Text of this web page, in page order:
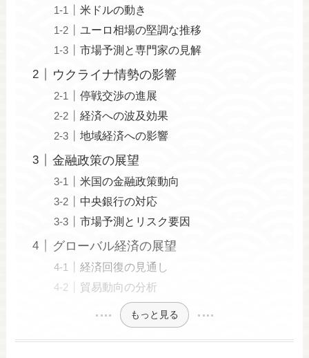
米ドルの動き
ユーロ相場の堅調な推移
市場予測と専門家の見解
ウクライナ情勢の影響
停戦交渉の進展
経済への波及効果
地域経済への影響
金融政策の展望
米国の金融政策動向
中央銀行の対応
市場予測とリスク要因
グローバル経済の展望
経済回復の見通し
貿易動向の分析
もっと見る